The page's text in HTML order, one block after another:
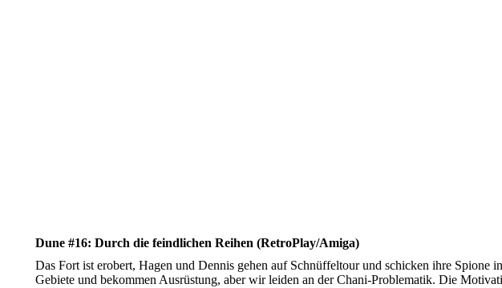
Dune #16: Durch die feindlichen Reihen (RetroPlay/Amiga)
Das Fort ist erobert, Hagen und Dennis gehen auf Schnüffeltour und schicken ihre
Gebiete und bekommen Ausrüstung, aber wir leiden an der Chani-Problematik. Die